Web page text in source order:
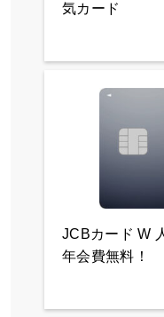
気カード
JCBカード W
年会費無料！